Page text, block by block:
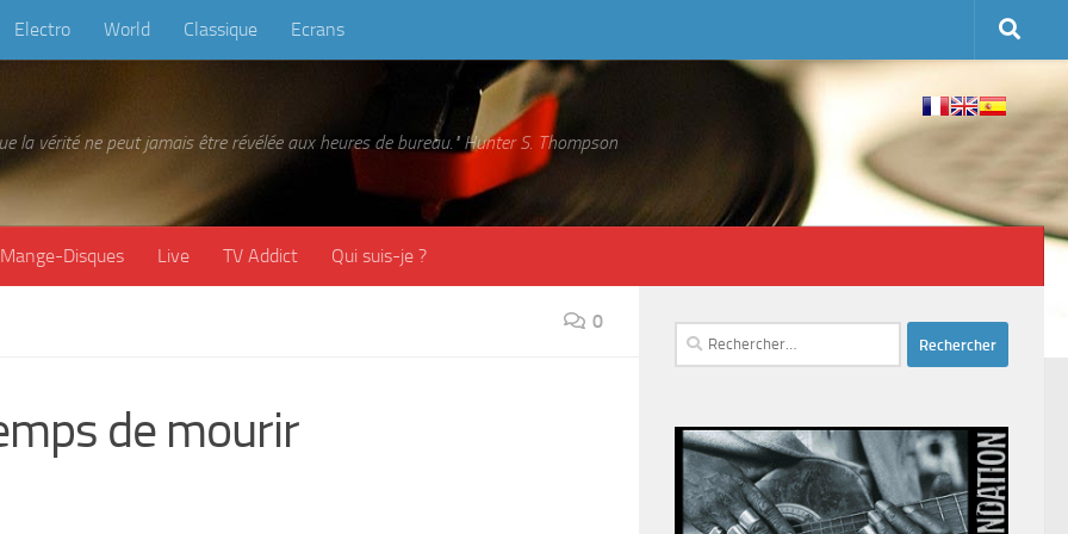
Electro World Classique Ecrans
la vérité ne peut jamais être révélée aux heures de bureau." Hunter S. Thompson
Mange-Disques Live TV Addict Qui suis-je ?
0
de mourir
Rechercher :